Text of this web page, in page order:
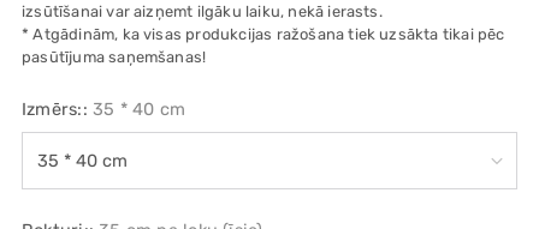
izsūtīšanai var aizņemt ilgāku laiku, nekā ierasts.
* Atgādinām, ka visas produkcijas ražošana tiek uzsākta tikai pēc
pasūtījuma saņemšanas!
Izmērs:: 35 * 40 cm